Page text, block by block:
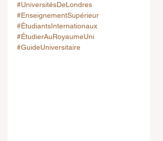
#UniversitésDeLondres
#EnseignementSupérieur
#ÉtudiantsInternationaux
#ÉtudierAuRoyaumeUni
#GuideUniversitaire